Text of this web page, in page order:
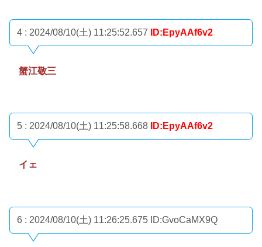
4 : 2024/08/10(土) 11:25:52.657 ID:EpyAAf6v2
蟹江敬三
5 : 2024/08/10(土) 11:25:58.668 ID:EpyAAf6v2
イェ
6 : 2024/08/10(土) 11:26:25.675 ID:GvoCaMX9Q